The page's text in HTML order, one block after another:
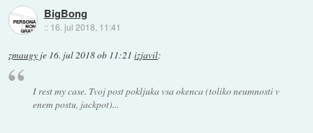
BigBong
:: 16. jul 2018, 11:41
zmaugy je 16. jul 2018 ob 11:21 izjavil:
I rest my case. Tvoj post pokljuka vsa okenca (toliko neumnosti v
enem postu, jackpot)...